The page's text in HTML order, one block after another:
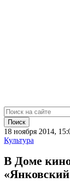
Поиск
18 ноября 2014,
Культура
В Доме